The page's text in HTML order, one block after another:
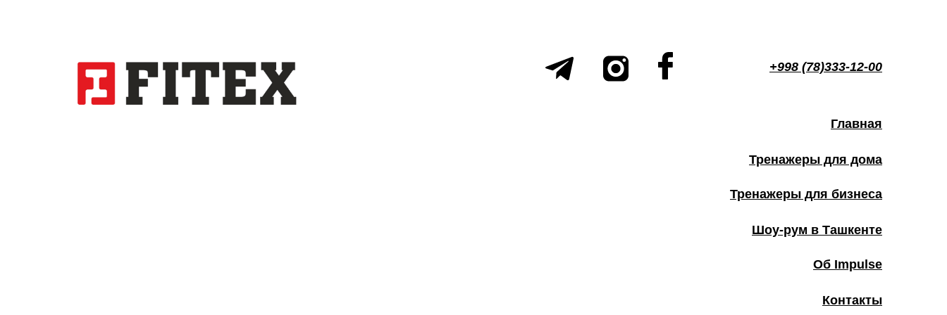
+998 (78)333-12-00
Главная
Тренажеры для дома
Тренажеры для бизнеса
Шоу-рум в Ташкенте
Об Impulse
Контакты